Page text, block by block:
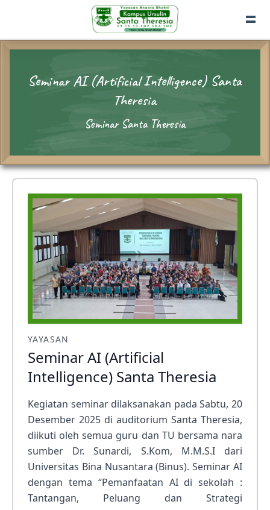
Seminar AI (Artificial Intelligence) Santa
Theresia
Seminar Santa Theresia
YAYASAN
Seminar AI (Artificial
Intelligence) Santa Theresia
Kegiatan seminar dilaksanakan pada Sabtu, 20
Desember 2025 di auditorium Santa Theresia,
diikuti oleh semua guru dan TU bersama nara
sumber Dr. Sunardi, S.Kom, M.M.S.I dari
Universitas Bina Nusantara (Binus). Seminar AI
dengan tema “Pemanfaatan AI di sekolah :
Tantangan, Peluang dan Strategi